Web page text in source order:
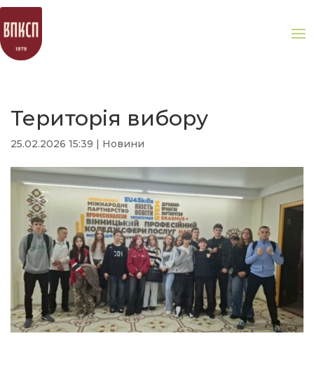
Територія вибору
25.02.2026 15:39 Новини